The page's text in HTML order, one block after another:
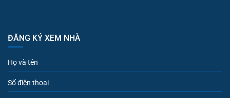
ĐĂNG KÝ XEM NHÀ